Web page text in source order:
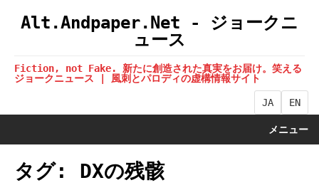
Alt.Andpaper.Net - ジョークニ
ュース
Fiction, not Fake. 新たに創造された真実をお届け。笑える
ジョークニュース | 風刺とパロディの虚構情報サイト
JA EN
メニュー
タグ: DXの残骸